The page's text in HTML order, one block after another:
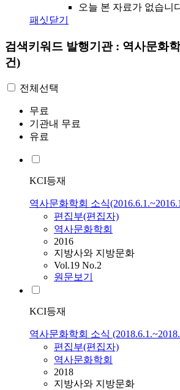
오늘 본 자료가 없습니
패싯닫기
검색키워드 발행기관 : 역사문화
건)
전체선택
무료
기관내 무료
유료
KCI등재
역사문화학회 소식
편집부(편집자)
역사문화학회
2016
지방사와 지방문화
Vol.19 No.2
원문보기
KCI등재
역사문화학회 소식
편집부(편집자)
역사문화학회
2018
지방사와 지방문화